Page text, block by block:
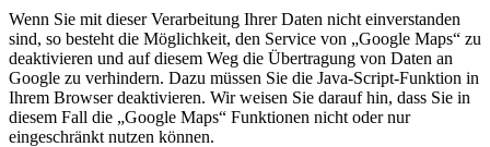
Wenn Sie mit dieser Verarbeitung Ihrer Daten nicht einverstanden
sind, so besteht die Möglichkeit, den Service von „Google Maps“ zu
deaktivieren und auf diesem Weg die Übertragung von Daten an
Google zu verhindern. Dazu müssen Sie die Java-Script-Funktion in
Ihrem Browser deaktivieren. Wir weisen Sie darauf hin, dass Sie in
diesem Fall die „Google Maps“ Funktionen nicht oder nur
eingeschränkt nutzen können.